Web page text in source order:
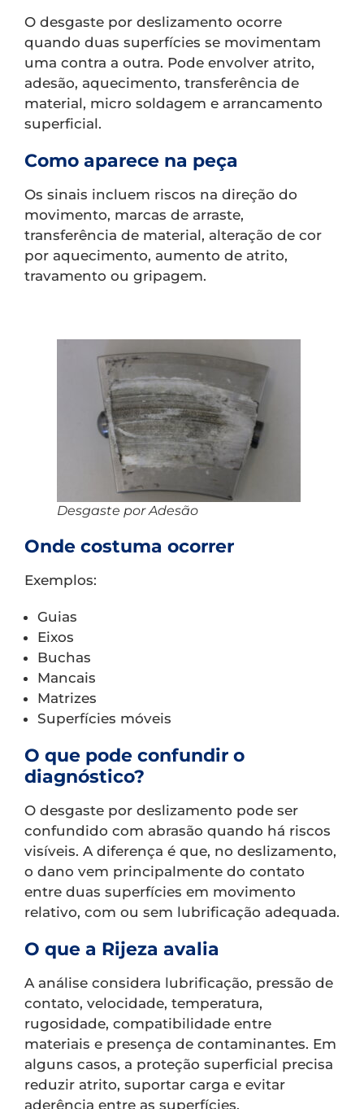
O desgaste por deslizamento ocorre
quando duas superfícies se movimentam
uma contra a outra. Pode envolver atrito,
adesão, aquecimento, transferência de
material, micro soldagem e arrancamento
superficial.
Como aparece na peça
Os sinais incluem riscos na direção do
movimento, marcas de arraste,
transferência de material, alteração de cor
por aquecimento, aumento de atrito,
travamento ou gripagem.
Desgaste por Adesão
Onde costuma ocorrer
Exemplos:
Guias
Eixos
Buchas
Mancais
Matrizes
Superfícies móveis
O que pode confundir o
diagnóstico?
O desgaste por deslizamento pode ser
confundido com abrasão quando há riscos
visíveis. A diferença é que, no deslizamento,
o dano vem principalmente do contato
entre duas superfícies em movimento
relativo, com ou sem lubrificação adequada.
O que a Rijeza avalia
A análise considera lubrificação, pressão de
contato, velocidade, temperatura,
rugosidade, compatibilidade entre
materiais e presença de contaminantes. Em
alguns casos, a proteção superficial precisa
reduzir atrito, suportar carga e evitar
aderência entre as superfícies.